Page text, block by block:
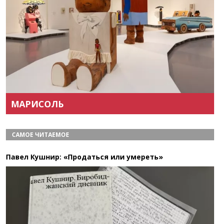
МАРИСОЛЬ
САМОЕ ЧИТАЕМОЕ
Павел Кушнир: «Продаться или умереть»